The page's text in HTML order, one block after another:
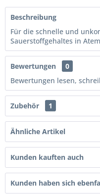
Beschreibung
Für die schnelle und
Sauerstoffgehaltes in
Bewertungen
0
Bewertungen lesen,
Zubehör 1
Ähnliche Artikel
Kunden kauften auch
Kunden haben sich